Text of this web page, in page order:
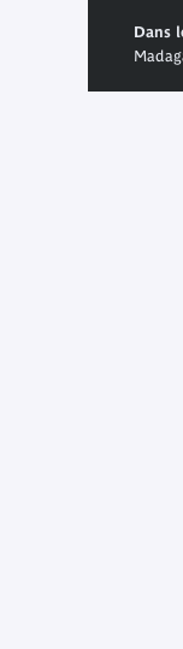
Dans